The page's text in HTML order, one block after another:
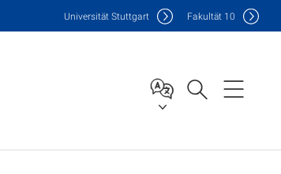
Universität Stuttgart Fakultät 10